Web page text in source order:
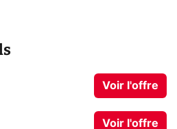
Voir l'offre
Voir l'offre